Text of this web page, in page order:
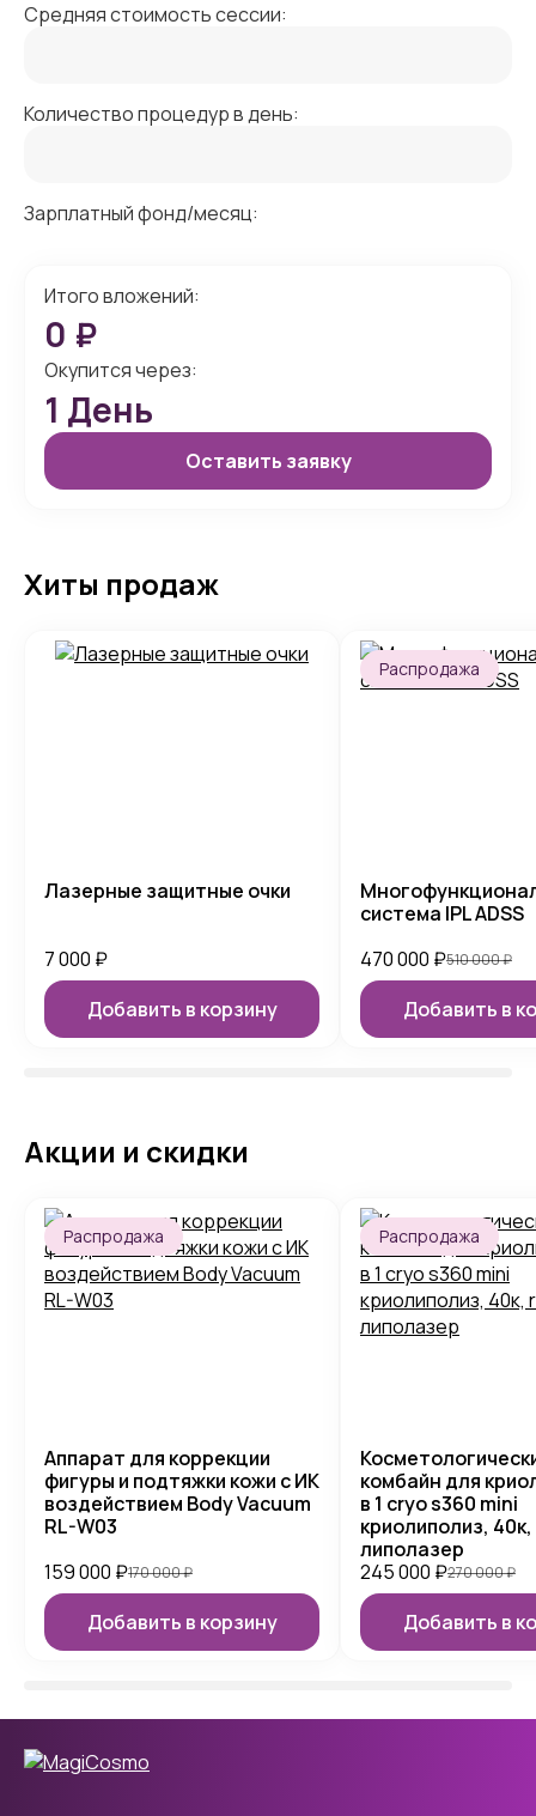
Средняя стоимость сессии:
Количество процедур в день:
Зарплатный фонд/месяц:
Итого вложений:
0 ₽
Окупится через:
1 День
Оставить заявку
Хиты продаж
Лазерные защитные очки
7 000 ₽
Добавить в корзину
Распродажа
система IPL ADSS
470 000 ₽510 000₽
Добавить в
Акции и скидки
Распродажа
Аппарат для коррекции
фигуры и подтяжки кожи с ИК
воздействием Body Vacuum
RL-W03
159 000 ₽170 000₽
Добавить в корзину
Распродажа
комбайн для
в 1 cryo s360 mini
криолиполиз,
липолазер
245 000 ₽270 000₽
Добавить в